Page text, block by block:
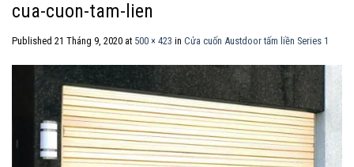
cua-cuon-tam-lien
Published 21 Tháng 9, 2020 at 500 × 423 in Cửa cuốn Austdoor tấm liền Series 1